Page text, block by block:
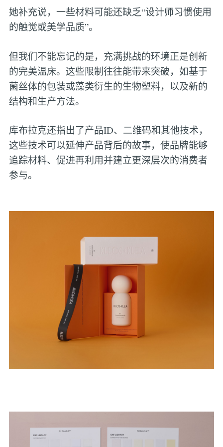
她补充说，一些材料可能还缺乏“设计师习惯使用
的触觉或美学品质”。
但我们不能忘记的是，充满挑战的环境正是创新
的完美温床。这些限制往往能带来突破，如基于
菌丝体的包装或藻类衍生的生物塑料，以及新的
结构和生产方法。
库布拉克还指出了产品ID、二维码和其他技术，
这些技术可以延伸产品背后的故事，使品牌能够
追踪材料、促进再利用并建立更深层次的消费者
参与。